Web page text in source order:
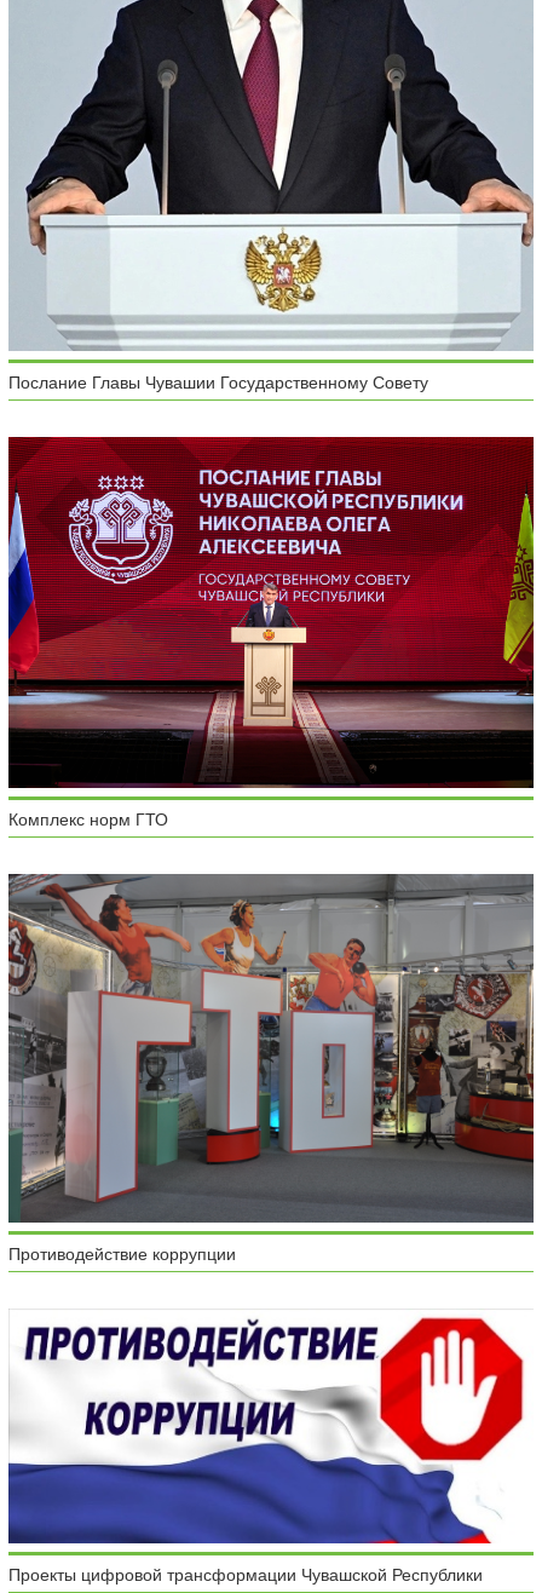
Послание Главы Чувашии Государственному Совету
Комплекс норм ГТО
Противодействие коррупции
Проекты цифровой трансформации Чувашской Республики